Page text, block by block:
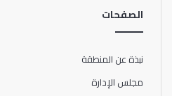
الصفحات
نبذة عن المنطقة
مجلس الإدارة